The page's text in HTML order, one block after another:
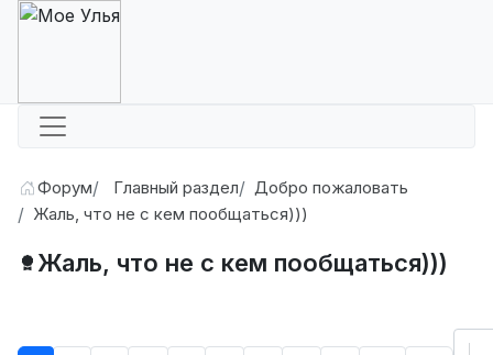
Форум Главный раздел
Добро пожаловать
Жаль, что не с кем пообщаться)))
Жаль, что не с кем пообщаться)))